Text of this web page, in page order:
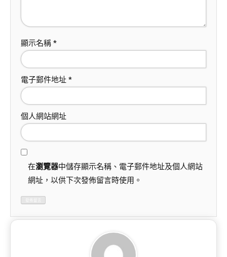
顯示名稱 *
電子郵件地址 *
個人網站網址
在瀏覽器中儲存顯示名稱、電子郵件地址及個人網站
網址，以供下次發佈留言時使用。